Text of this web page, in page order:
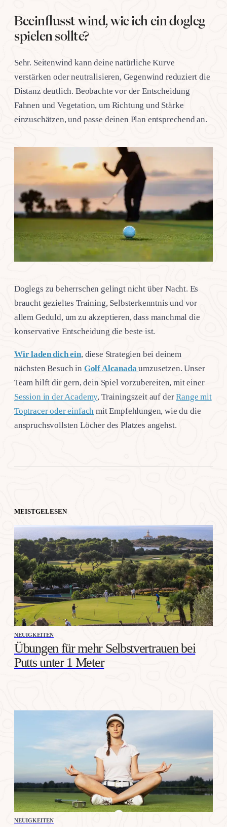
Beeinflusst wind, wie ich ein dogleg
spielen sollte?
Sehr. Seitenwind kann deine natürliche Kurve
verstärken oder neutralisieren, Gegenwind reduziert die
Distanz deutlich. Beobachte vor der Entscheidung
Fahnen und Vegetation, um Richtung und Stärke
einzuschätzen, und passe deinen Plan entsprechend an.
Doglegs zu beherrschen gelingt nicht über Nacht. Es
braucht gezieltes Training, Selbsterkenntnis und vor
allem Geduld, um zu akzeptieren, dass manchmal die
konservative Entscheidung die beste ist.
Wir laden dich ein, diese Strategien bei deinem
nächsten Besuch in Golf Alcanada umzusetzen. Unser
Team hilft dir gern, dein Spiel vorzubereiten, mit einer
Session in der Academy, Trainingszeit auf derRange mit
Toptracer oder einfach mit Empfehlungen, wie du die
anspruchsvollsten Löcher des Platzes angehst.
MEISTGELESEN
NEUIGKEITEN
Übungen für mehr Selbstvertrauen bei
Putts unter 1 Meter
NEUIGKEITEN